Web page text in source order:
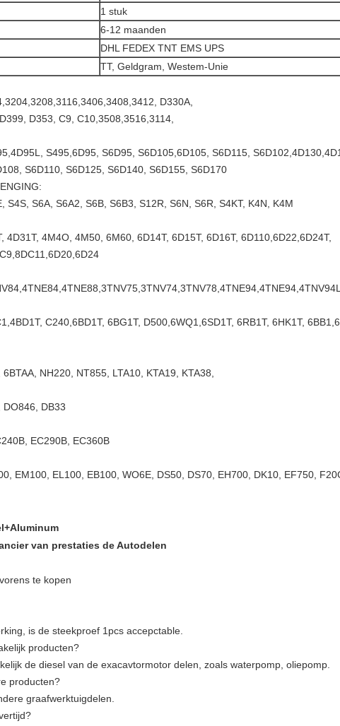
1 stuk
6-12 maanden
DHL FEDEX TNT EMS UPS
TT, Geldgram, Westem-Unie
D330A,
D353, C9, C10,3508,3516,3114,
S495,6D95, S6D95, S6D105,6D105, S6D115,
S6D110, S6D125, S6D140, S6D155, S6D170
S4S, S6A, S6A2, S6B, S6B3, S12R, S6N, S6R, S4KT, K4N, K4M
4D31T, 4M4O, 4M50, 6M60, 6D14T, 6D15T, 6D16T, 6D110,6D22,6D24T,
C240,6BD1T, 6BG1T, D500,6WQ1,6SD1T, 6RB1T, 6HK1T,
NH220, NT855, LTA10, KTA19, KTA38,
DO846, DB33
EC290B, EC360B
EM100, EL100, EB100, WO6E, DS50, DS70, EH700, DK10, EF750,
van prestaties de Autodelen
te kopen
is de steekproef 1pcs accepctable.
producten?
de diesel van de exacavtormotor delen, zoals waterpomp, oliepomp.
producten?
graafwerktuigdelen.